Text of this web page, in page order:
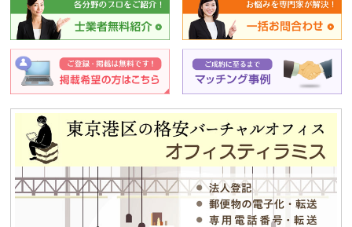
2018.01.04
新年のごあいさつ
2017.12.26
年末年始休業のお知らせ
2014.08.07
夏期休業のお知らせ
2013.12.25
平成25年冬季休暇のお知らせ
2013.08.12
夏期休業のお知らせ